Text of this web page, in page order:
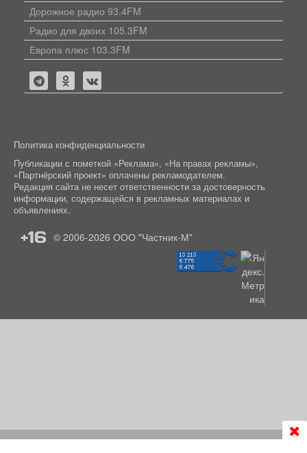
Дорожное радио 93.4FM
Радио для двоих 105.3FM
Европа плюс 103.3FM
Политика конфиденциальности
Публикации с пометкой «Реклама», «На правах рекламы»,
«Партнёрский проект» оплачены рекламодателем.
Редакция сайта не несет ответственности за достоверность
информации, содержащейся в рекламных материалах и
объявлениях.
+16 © 2006-2026 ООО "Частник-М"